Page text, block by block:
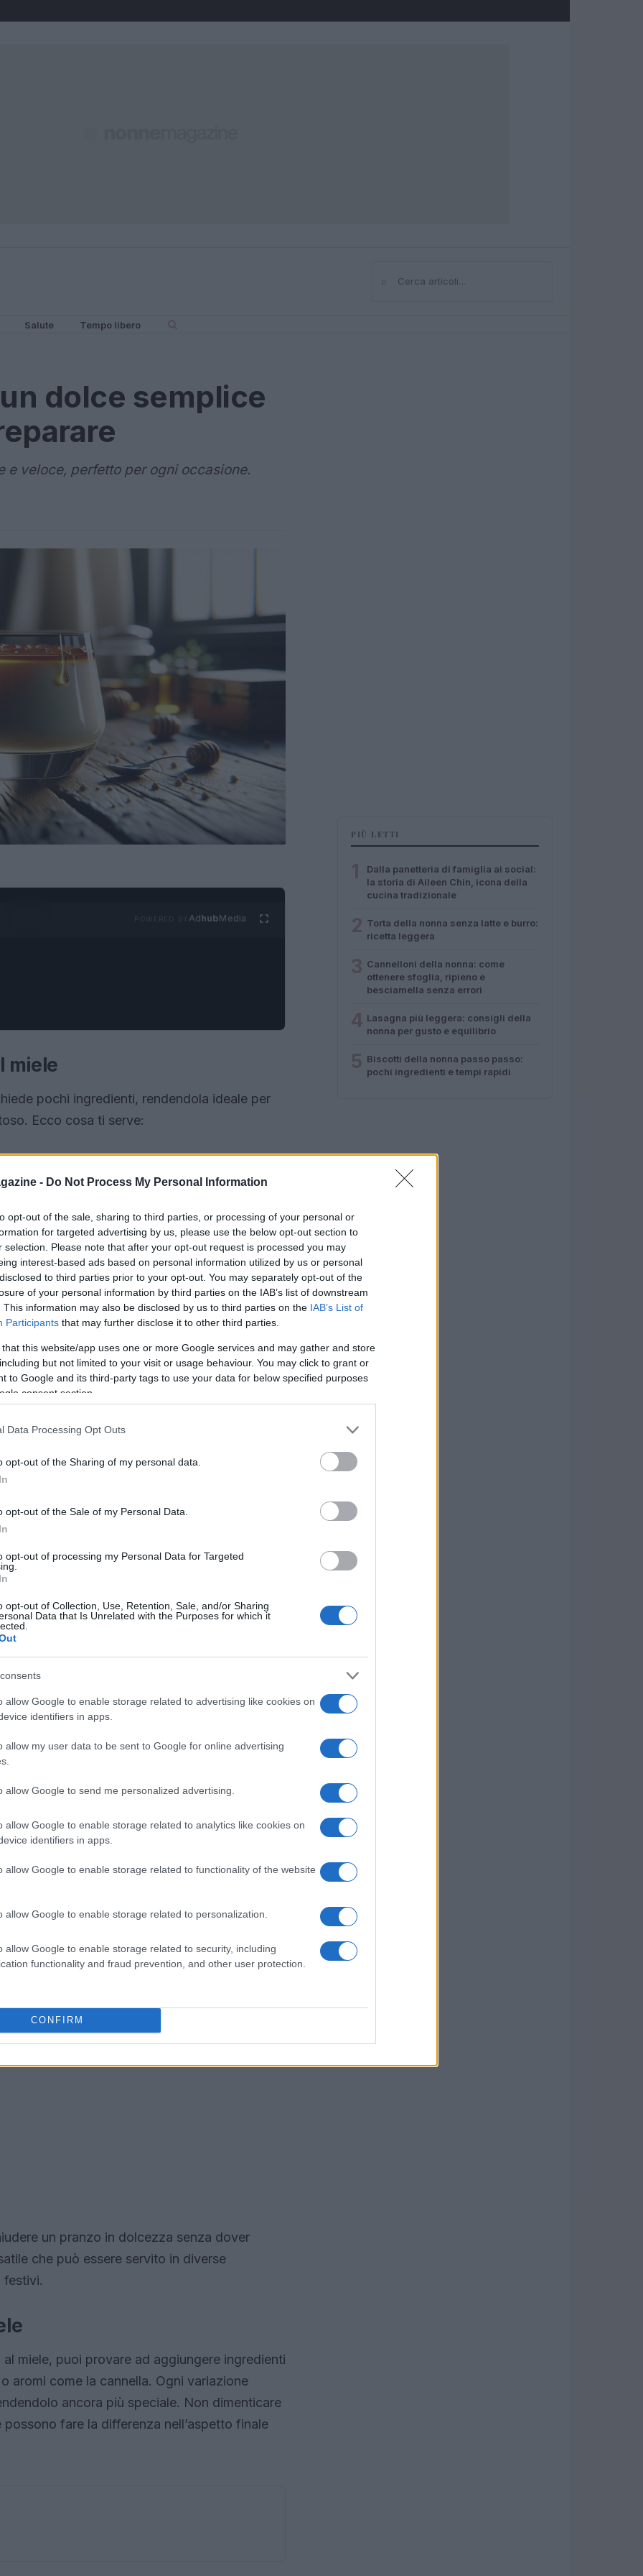
- Do Not Process My Personal Information
opt-out of the sale, sharing to third parties, or processing of your personal or
for targeted advertising by us, please use the below opt-out section to
selection. Please note that after your opt-out request is processed you may
interest-based ads based on personal information utilized by us or personal
to third parties prior to your opt-out. You may separately opt-out of the
of your personal information by third parties on the IAB’s list of downstream
This information may also be disclosed by us to third parties on the IAB’s List of
Participants that may further disclose it to other third parties.
that this website/app uses one or more Google services and may gather and store
but not limited to your visit or usage behaviour. You may click to grant or
to Google and its third-party tags to use your data for below specified purposes
consent section.
Data Processing Opt Outs
opt-out of the Sharing of my personal data.
opt-out of the Sale of my Personal Data.
opt-out of processing my Personal Data for Targeted
opt-out of Collection, Use, Retention, Sale, and/or Sharing
Data that Is Unrelated with the Purposes for which it
allow Google to enable storage related to advertising like cookies on
identifiers in apps.
allow my user data to be sent to Google for online advertising
allow Google to send me personalized advertising.
allow Google to enable storage related to analytics like cookies on
identifiers in apps.
allow Google to enable storage related to functionality of the website
allow Google to enable storage related to personalization.
allow Google to enable storage related to security, including
functionality and fraud prevention, and other user protection.
CONFIRM
⌕Cerca
Salute Tempo libero
dolce semplice
e veloce, perfetto per ogni occasione.
AdhubMedia
miele
pochi ingredienti, rendendola ideale per
Ecco cosa ti serve:
miele
Per prima cosa, ammolla i fogli di
Nel frattempo, monta la panna in una
e lo yogurt greco. Mescola bene fino a
Scioglili a fuoco basso insieme a un
Una volta che la gelatina è
di panna, miele e yogurt. Mescola bene
si distribuisca uniformemente.
e riponile in frigorifero per almeno due
per servire, capovolgi delicatamente la
con un filo di miele e una spolverata di
frutti di bosco, fragole o cioccolato per un
un pranzo in dolcezza senza dover
che può essere servito in diverse
festivi.
miele, puoi provare ad aggiungere ingredienti
aromi come la cannella. Ogni variazione
ancora più speciale. Non dimenticare
fare la differenza nell’aspetto finale
PIÙ LETTI
Dalla panetteria di famiglia ai social:
la storia di Aileen Chin, icona della
cucina tradizionale
Torta della nonna senza latte e burro:
ricetta leggera
Cannelloni della nonna: come
ottenere sfoglia, ripieno e
besciamella senza errori
Lasagna più leggera: consigli della
nonna per gusto e equilibrio
Biscotti della nonna passo passo:
pochi ingredienti e tempi rapidi